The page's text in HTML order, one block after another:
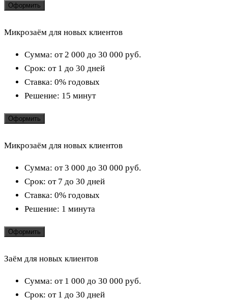
Оформить
Микрозаём для новых клиентов
Сумма: от 2 000 до 30 000 руб.
Срок: от 1 до 30 дней
Ставка: 0% годовых
Решение: 15 минут
Оформить
Микрозаём для новых клиентов
Сумма: от 3 000 до 30 000 руб.
Срок: от 7 до 30 дней
Ставка: 0% годовых
Решение: 1 минута
Оформить
Заём для новых клиентов
Сумма: от 1 000 до 30 000 руб.
Срок: от 1 до 30 дней